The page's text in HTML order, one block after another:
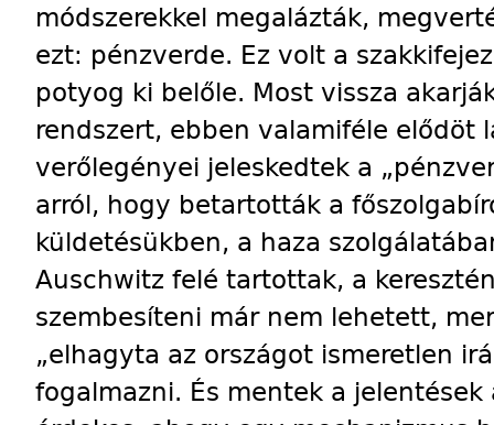
módszerekkel megalázták,
ezt: pénzverde. Ez volt a
potyog ki belőle. Most vissza
rendszert, ebben valamiféle elődöt
verőlegényei jeleskedtek a
arról, hogy betartották a
küldetésükben, a haza
Auschwitz felé tartottak, a
szembesíteni már nem lehetett,
„elhagyta az országot ismeretlen
fogalmazni. És mentek a